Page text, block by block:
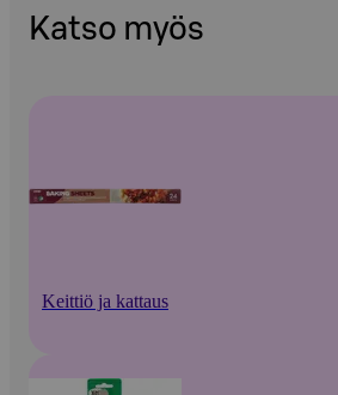
Katso myös
Keittiö ja kattaus